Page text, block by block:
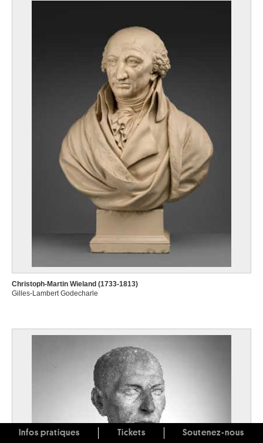
Christoph-Martin Wieland (1733-1813)
Gilles-Lambert Godecharle
Infos pratiques Tickets Soutenez-nous